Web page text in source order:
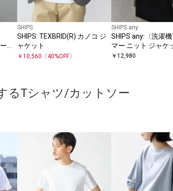
ト
SHIPS
SHIPS: TEXBRID(R) カノコ ジ
ャケット
￥ 10,560 〔40%OFF〕
SHIPS any
SHIPS any:〈洗濯
マー ニット ジャケ
26SS◇
￥ 12,980
るTシャツ/カットソー